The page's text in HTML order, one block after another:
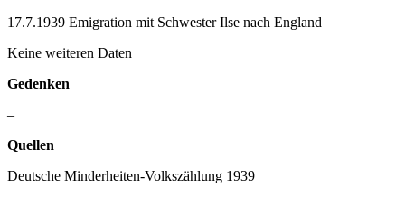
17.7.1939 Emigration mit Schwester Ilse nach England
Keine weiteren Daten
Gedenken
–
Quellen
Deutsche Minderheiten-Volkszählung 1939